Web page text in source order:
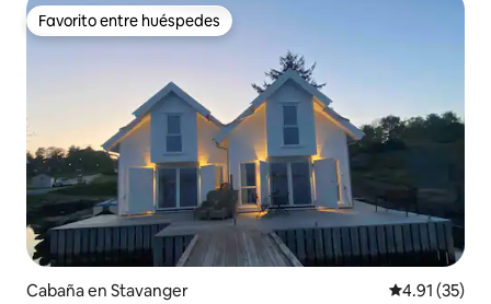
Favorito entre huéspedes
Favorito entre huéspedes
Cabaña en Stavanger Calificación
4.91 (35)